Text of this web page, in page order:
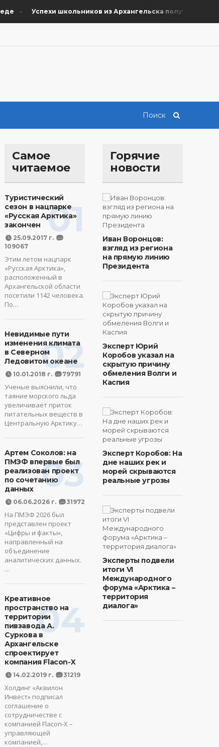
Успехи школьников из Архангельска получили
Самое
читаемое
01
Туристический
сезон в нацпарке
«Русская Арктика»
закончен
25.09.2017 г.
109067
Этим летом нацпарк
«Русская Арктика»,
расположенный в
Архангельской области
посетили 1142 человека.
По…
02
Невидимые пути
изменения климата
в Северном
Ледовитом океане
10.01.2018 г. 79791
Ученые выяснили, что
таяние морского льда
увеличивает приток
питательных веществ в
Центральную Арктику…
03
Артем Соколов: на
ПМЭФ впервые был
реализован проект
по сочетанию
данных
06.06.2026 г. 31972
На ПМЭФ 2026 был
представлен проект
«Цифры и факты»,
направленный на
объединение
аналитических данных.
…
04
Креативное
пространство на
территории
пивзавода А.
Суркова в
Архангельске
спроектирует
компания Flacon-X
14.02.2019 г. 31219
Холдинг «Аквилон
Инвест» подписал
соглашение о
сотрудничестве с
компанией Flacon-X –
управляющей
компанией,…
Горячие
новости
Иван Воронцов:
взгляд из региона
на прямую линию
Президента
Эксперт Юрий
Коробов указал на
скрытую причину
обмеления Волги и
Каспия
Эксперт Коробов: На
дне наших рек и
морей скрываются
реальные угрозы
Эксперты подвели
итоги VI
Международного
форума «Арктика –
территория
диалога»